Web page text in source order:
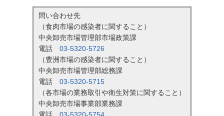
問い合わせ先
（食肉市場の感染者に関すること）
中央卸売市場管理部市場政策課
電話 03-5320-5726
（豊洲市場の感染者に関すること）
中央卸売市場管理部総務課
電話 03-5320-5715
（各市場の業務取引や衛生対策に関すること）
中央卸売市場事業部業務課